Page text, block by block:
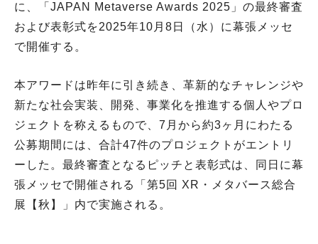
に、「JAPAN Metaverse Awards 2025」の最終審査
および表彰式を2025年10月8日（水）に幕張メッセ
で開催する。
本アワードは昨年に引き続き、革新的なチャレンジや
新たな社会実装、開発、事業化を推進する個人やプロ
ジェクトを称えるもので、7月から約3ヶ月にわたる
公募期間には、合計47件のプロジェクトがエントリ
ーした。最終審査となるピッチと表彰式は、同日に幕
張メッセで開催される「第5回 XR・メタバース総合
展【秋】」内で実施される。